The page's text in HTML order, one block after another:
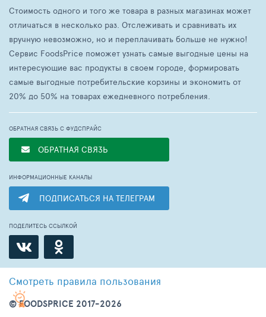
Стоимость одного и того же товара в разных магазинах может
отличаться в несколько раз. Отслеживать и сравнивать их
вручную невозможно, но и переплачивать больше не нужно!
Сервис FoodsPrice поможет узнать самые выгодные цены на
интересующие вас продукты в своем городе, формировать
самые выгодные потребительские корзины и экономить от
20% до 50% на товарах ежедневного потребления.
ОБРАТНАЯ СВЯЗЬ С ФУДСПРАЙС
ОБРАТНАЯ СВЯЗЬ
ИНФОРМАЦИОННЫЕ КАНАЛЫ
ПОДПИСАТЬСЯ НА ТЕЛЕГРАМ
ПОДЕЛИТЕСЬ ССЫЛКОЙ
© FOODSPRICE 2017-2026
Смотреть правила пользования